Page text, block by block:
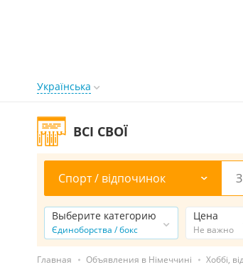
Українська
ВСІ СВОЇ
Спорт / відпочинок
Выберите категорию
Єдиноборства / бокс
Цена
Не важно
Главная Объявления в Німеччині Хоббі,